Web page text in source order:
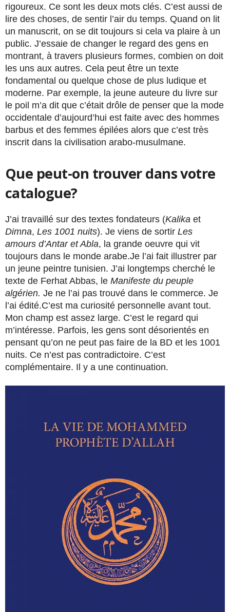
rigoureux. Ce sont les deux mots clés. C’est aussi de
lire des choses, de sentir l’air du temps. Quand on lit
un manuscrit, on se dit toujours si cela va plaire à un
public. J’essaie de changer le regard des gens en
montrant, à travers plusieurs formes, combien on doit
les uns aux autres. Cela peut être un texte
fondamental ou quelque chose de plus ludique et
moderne. Par exemple, la jeune auteure du livre sur
le poil m’a dit que c’était drôle de penser que la mode
occidentale d’aujourd’hui est faite avec des hommes
barbus et des femmes épilées alors que c’est très
inscrit dans la civilisation arabo-musulmane.
Que peut-on trouver dans votre
catalogue?
J’ai travaillé sur des textes fondateurs (Kalika et
Dimna, Les 1001 nuits). Je viens de sortir Les
amours d’Antar et Abla, la grande oeuvre qui vit
toujours dans le monde arabe.Je l’ai fait illustrer par
un jeune peintre tunisien. J’ai longtemps cherché le
texte de Ferhat Abbas, le Manifeste du peuple
algérien. Je ne l’ai pas trouvé dans le commerce. Je
l’ai édité.C’est ma curiosité personnelle avant tout.
Mon champ est assez large. C’est le regard qui
m’intéresse. Parfois, les gens sont désorientés en
pensant qu’on ne peut pas faire de la BD et les 1001
nuits. Ce n’est pas contradictoire. C’est
complémentaire. Il y a une continuation.